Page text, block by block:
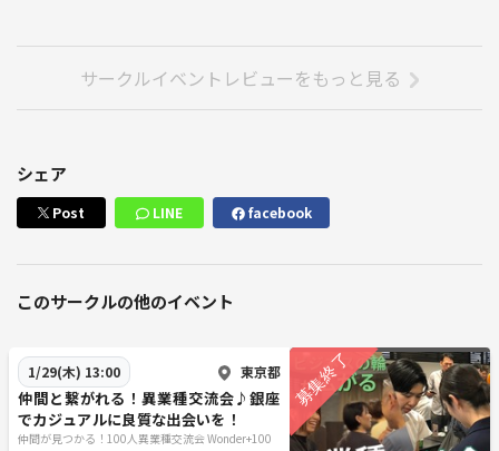
ー不足、食料自給率、災害リスクなど暗い将来の見通ししかできない日
本ですが、アイディアやチャレンジ精神から生まれるビジネスの成功は
綺麗で快適な会場はこのようなピカピカ空間✨着席式でゆったりお話
しできるように当日は座席を用意して皆様をお待ちしております。
参加費 ： 1500円（セルフドリンク付き）
所要時間 ： 60-70分ほど
受付時間 ： 開始時間の10分前です
会場 ： WhiteKeyGINZA（ホワイトキー銀座）
サークルイベントレビューをもっと見る
シェア
Post LINE facebook
このサークルの他のイベント
1/29(木) 13:00 東京都
仲間と繋がれる！異業種交流会♪銀座
でカジュアルに良質な出会いを！
仲間が見つかる！100人異業種交流会 Wonder+100